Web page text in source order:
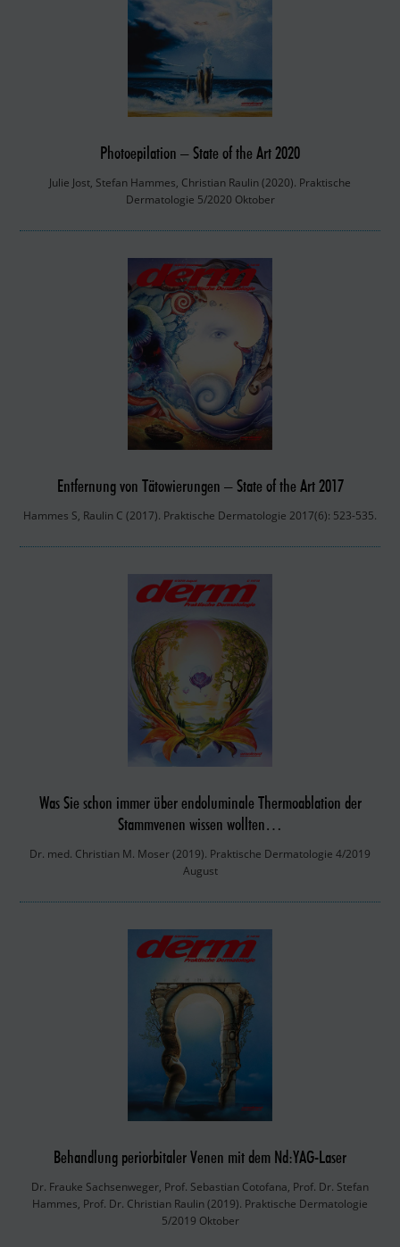
Photoepilation – State of the Art 2020
Julie Jost, Stefan Hammes, Christian Raulin (2020). Praktische
Dermatologie 5/2020 Oktober
Entfernung von Tätowierungen – State of the Art 2017
Hammes S, Raulin C (2017). Praktische Dermatologie 2017(6): 523-535.
Was Sie schon immer über endoluminale Thermoablation der
Stammvenen wissen wollten…
Dr. med. Christian M. Moser (2019). Praktische Dermatologie 4/2019
August
Behandlung periorbitaler Venen mit dem Nd:YAG-Laser
Dr. Frauke Sachsenweger, Prof. Sebastian Cotofana, Prof. Dr. Stefan
Hammes, Prof. Dr. Christian Raulin (2019). Praktische Dermatologie
5/2019 Oktober